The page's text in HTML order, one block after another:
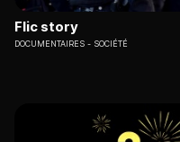
Flic story
DOCUMENTAIRES SOCIÉTÉ